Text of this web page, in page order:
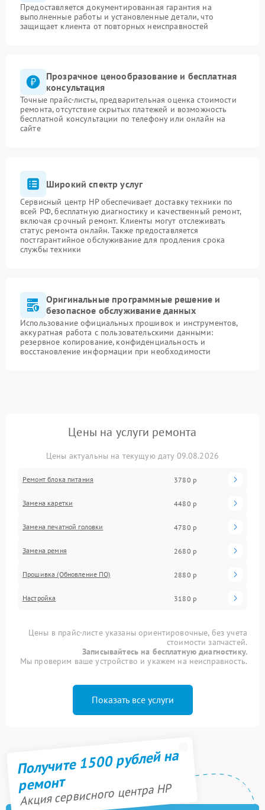
Предоставляется документированная гарантия на
выполненные работы и установленные детали, что
защищает клиента от повторных неисправностей
Прозрачное ценообразование и бесплатная
консультация
Точные прайс-листы, предварительная оценка стоимости
ремонта, отсутствие скрытых платежей и возможность
бесплатной консультации по телефону или онлайн на
сайте
Широкий спектр услуг
Сервисный центр HP обеспечивает доставку техники по
всей РФ, бесплатную диагностику и качественный ремонт,
включая срочный ремонт. Клиенты могут отслеживать
статус ремонта онлайн. Также предоставляется
постгарантийное обслуживание для продления срока
службы техники
Оригинальные программные решение и
безопасное обслуживание данных
Использование официальных прошивок и инструментов,
аккуратная работа с пользовательскими данными:
резервное копирование, конфиденциальность и
восстановление информации при необходимости
Цены на услуги ремонта
Цены актуальны на текущую дату 09.08.2026
Ремонт блока питания 3780 р
Замена каретки 4480 р
Замена печатной головки 4780 р
Замена ремня 2680 р
Прошивка (Обновление ПО) 2880 р
Настройка 3180 р
Цены в прайс-листе указаны ориентировочные, без учета
стоимости запчастей.
Записывайтесь на бесплатную диагностику.
Мы проверим ваше устройство и укажем на неисправность.
Показать все услуги
Получите 1500 рублей на
ремонт
Акция сервисного центра HP